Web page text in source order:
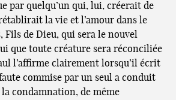
par quelqu’un qui, lui, créerait de
la vie et l’amour dans le
Fils de Dieu, qui sera le nouvel
que toute créature sera réconciliée
l’affirme clairement lorsqu’il écrit
commise par un seul a conduit
la condamnation, de même